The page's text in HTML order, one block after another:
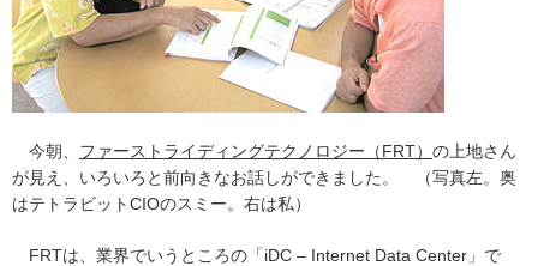
今朝、 ファーストライディングテクノロジー（FRT） の上地さん
が見え、いろいろと前向きなお話しができました。 （写真左。奥
はテトラビットCIOのスミー。右は私）
FRTは、業界でいうところの「iDC – Internet Data Center」で